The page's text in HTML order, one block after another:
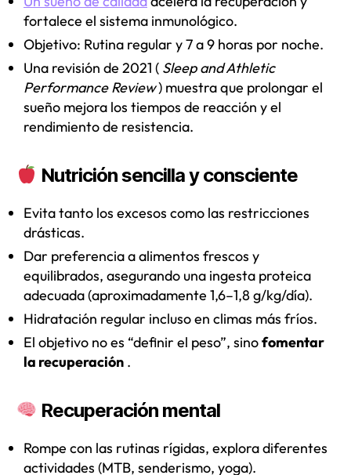
fortalece el sistema inmunológico.
Objetivo: Rutina regular y 7 a 9 horas por noche.
Una revisión de 2021 ( Sleep and Athletic
Performance Review) muestra que prolongar el
sueño mejora los tiempos de reacción y el
rendimiento de resistencia.
Nutrición sencilla y consciente
Evita tanto los excesos como las restricciones
drásticas.
Dar preferencia a alimentos frescos y
equilibrados, asegurando una ingesta proteica
adecuada (aproximadamente 1,6–1,8 g/kg/día).
Hidratación regular incluso en climas más fríos.
El objetivo no es “definir el peso”, sinofomentar
la recuperación .
Recuperación mental
Rompe con las rutinas rígidas, explora diferentes
actividades (MTB, senderismo, yoga).